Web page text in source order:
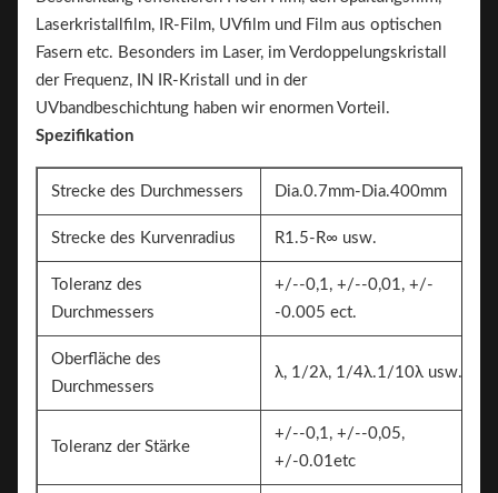
Laserkristallfilm, IR-Film, UVfilm und Film aus optischen
Fasern etc. Besonders im Laser, im Verdoppelungskristall
der Frequenz, IN IR-Kristall und in der
UVbandbeschichtung haben wir enormen Vorteil.
Spezifikation
Strecke des Durchmessers Dia.0.7mm-Dia.400mm
Strecke des Kurvenradius R1.5-R∞ usw.
Toleranz des
Durchmessers
+/--0,1, +/--0,01, +/-
-0.005 ect.
Oberfläche des
Durchmessers
λ, 1/2λ, 1/4λ.1/10λ usw.
Toleranz der Stärke
+/--0,1, +/--0,05,
+/-0.01etc